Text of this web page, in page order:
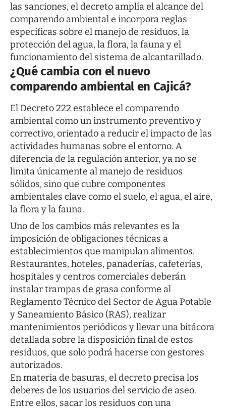
las sanciones, el decreto amplía el alcance del
comparendo ambiental e incorpora reglas
específicas sobre el manejo de residuos, la
protección del agua, la flora, la fauna y el
funcionamiento del sistema de alcantarillado.
¿Qué cambia con el nuevo
comparendo ambiental en Cajicá?
El Decreto 222 establece el comparendo
ambiental como un instrumento preventivo y
correctivo, orientado a reducir el impacto de las
actividades humanas sobre el entorno. A
diferencia de la regulación anterior, ya no se
limita únicamente al manejo de residuos
sólidos, sino que cubre componentes
ambientales clave como el suelo, el agua, el aire,
la flora y la fauna.
Uno de los cambios más relevantes es la
imposición de obligaciones técnicas a
establecimientos que manipulan alimentos.
Restaurantes, hoteles, panaderías, cafeterías,
hospitales y centros comerciales deberán
instalar trampas de grasa conforme al
Reglamento Técnico del Sector de Agua Potable
y Saneamiento Básico (RAS), realizar
mantenimientos periódicos y llevar una bitácora
detallada sobre la disposición final de estos
residuos, que solo podrá hacerse con gestores
autorizados.
En materia de basuras, el decreto precisa los
deberes de los usuarios del servicio de aseo.
Entre ellos, sacar los residuos con una